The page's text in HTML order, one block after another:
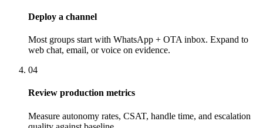
Deploy a channel
Most groups start with WhatsApp + OTA inbox. Expand to
web chat, email, or voice on evidence.
04
Review production metrics
Measure autonomy rates, CSAT, handle time, and escalation